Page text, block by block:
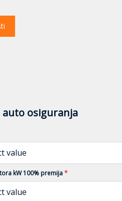
auto osiguranja
value
kW 100% premija*
value